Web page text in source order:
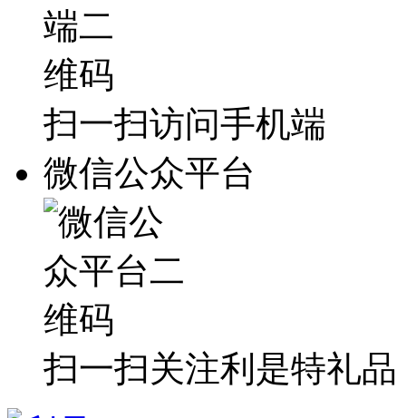
扫一扫访问手机端
微信公众平台
扫一扫关注利是特礼品